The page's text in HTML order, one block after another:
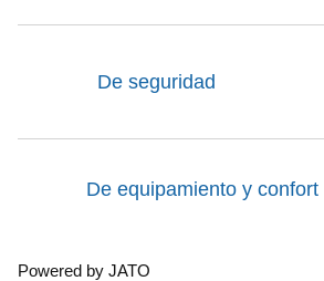
De seguridad
De equipamiento y confort
Powered by JATO